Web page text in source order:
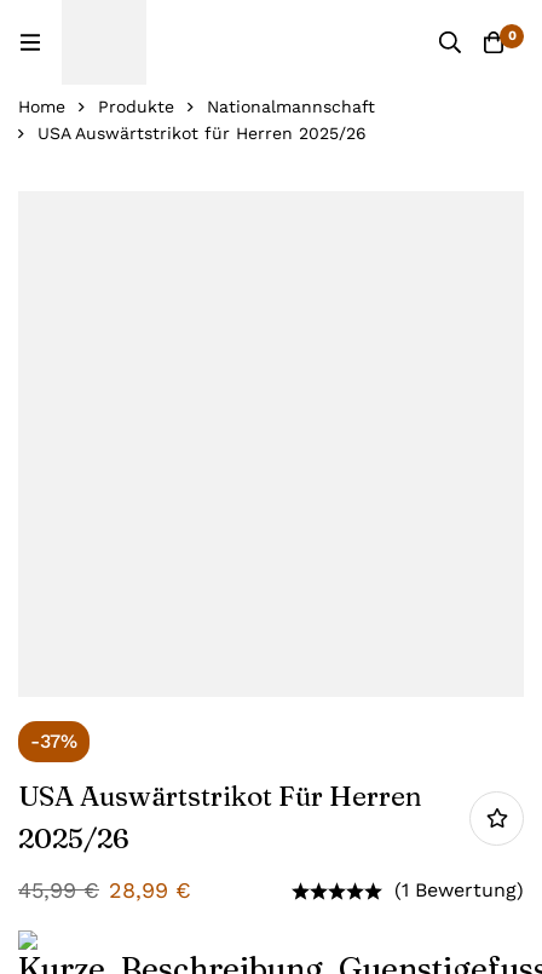
0
Home Produkte
Nationalmannschaft
USA Auswärtstrikot für Herren 2025/26
-37%
USA Auswärtstrikot Für Herren
2025/26
45,99€ 28,99 € (1 Bewertung)